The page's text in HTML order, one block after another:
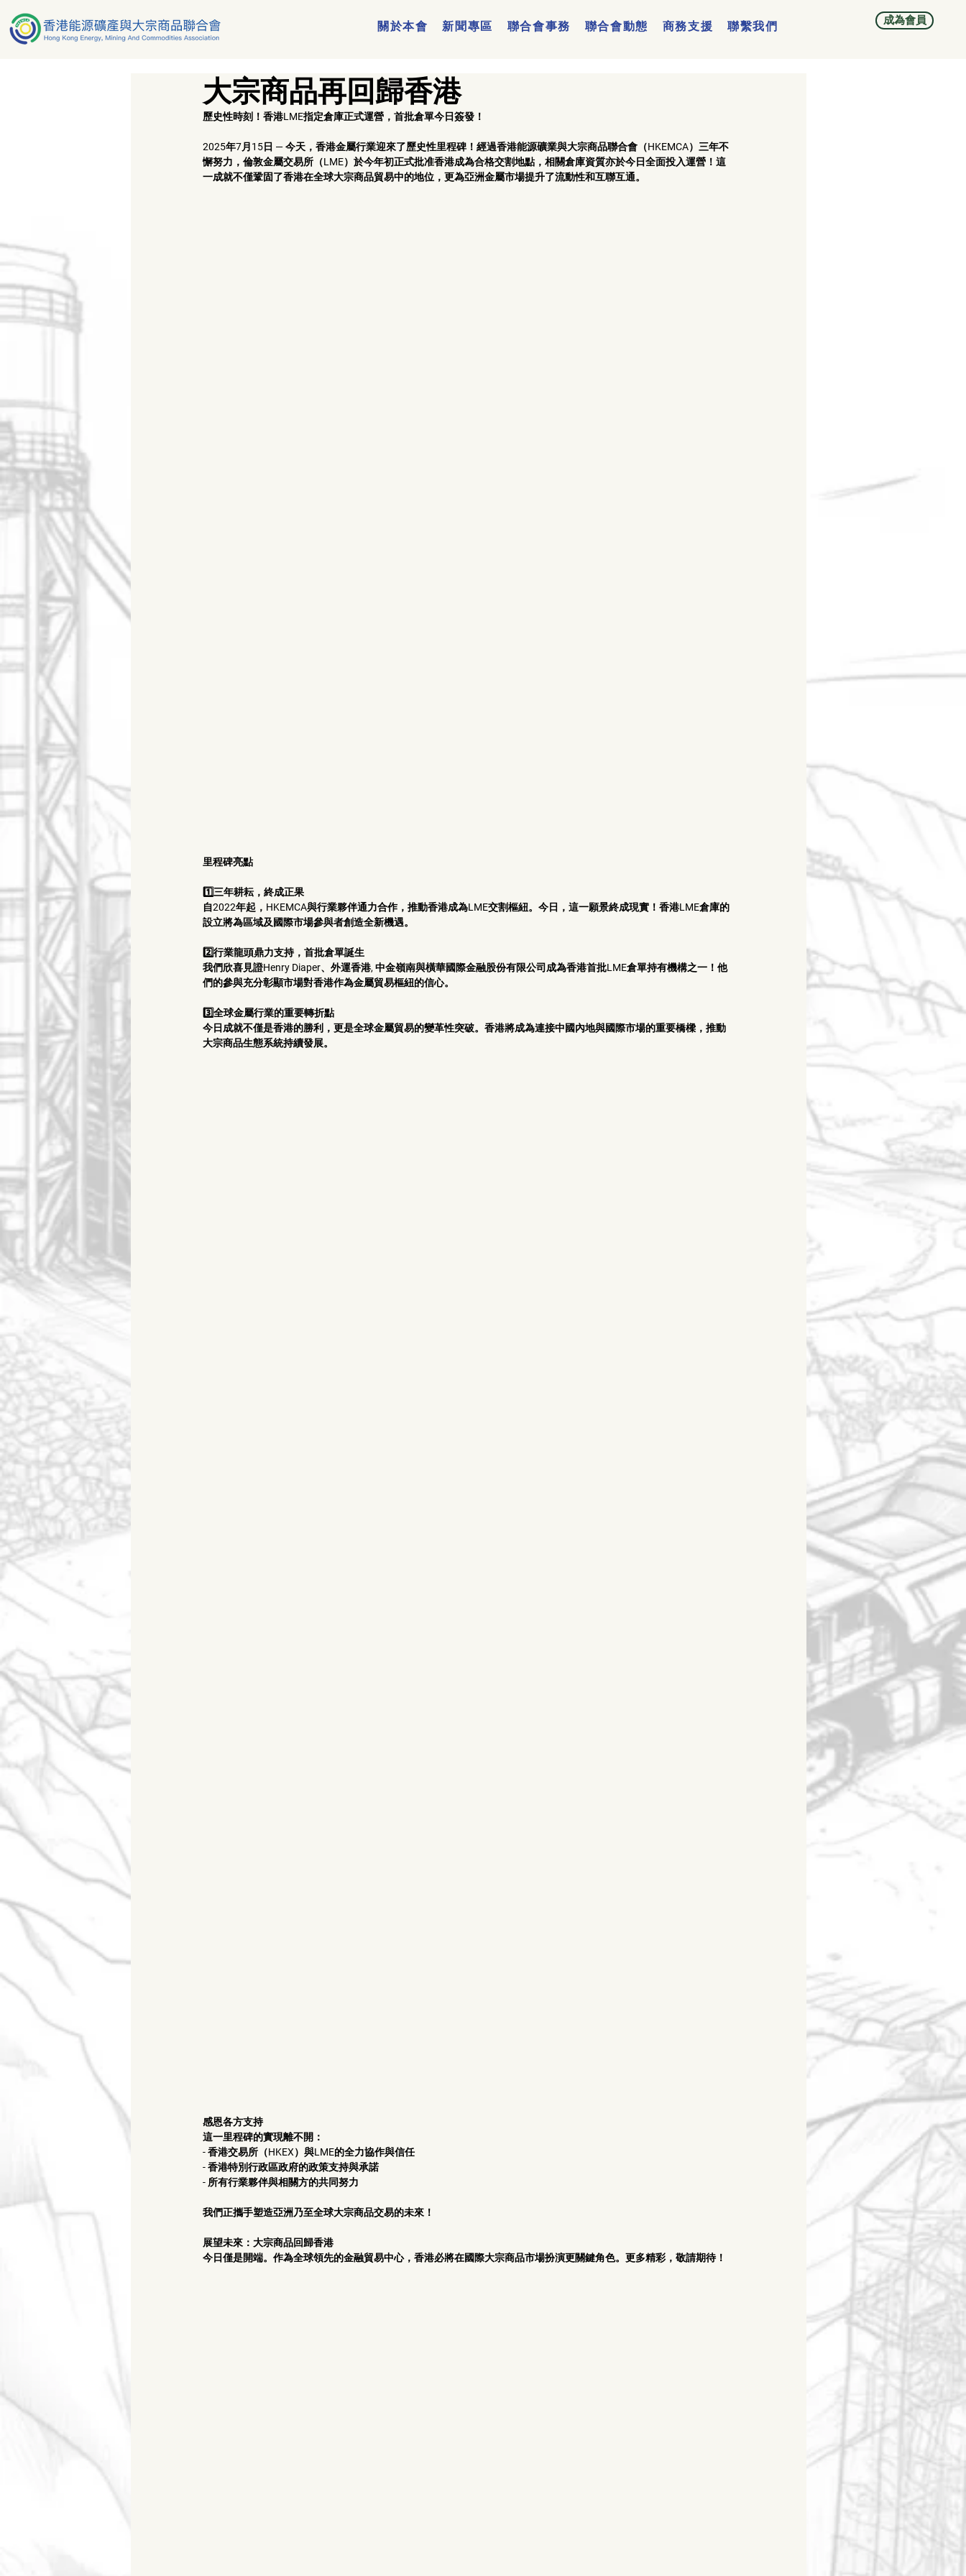
關於本會 新聞專區 聯合會事務 聯合會動態 商務支援 聯繫我們 成為會員
大宗商品再回歸香港
歷史性時刻！香港LME指定倉庫正式運營，首批倉單今日簽發！
2025年7月15日 — 今天，香港金屬行業迎來了歷史性里程碑！經過香港能源礦業與大宗商品聯合會（HKEMCA）三年不
懈努力，倫敦金屬交易所（LME）於今年初正式批准香港成為合格交割地點，相關倉庫資質亦於今日全面投入運營！這
一成就不僅鞏固了香港在全球大宗商品貿易中的地位，更為亞洲金屬市場提升了流動性和互聯互通。
里程碑亮點
1️⃣三年耕耘，終成正果
自2022年起，HKEMCA與行業夥伴通力合作，推動香港成為LME交割樞紐。今日，這一願景終成現實！香港LME倉庫的
設立將為區域及國際市場參與者創造全新機遇。
2️⃣行業龍頭鼎力支持，首批倉單誕生
我們欣喜見證Henry Diaper、外運香港, 中金嶺南與橫華國際金融股份有限公司成為香港首批LME倉單持有機構之一！他
們的參與充分彰顯市場對香港作為金屬貿易樞紐的信心。
3️⃣全球金屬行業的重要轉折點
今日成就不僅是香港的勝利，更是全球金屬貿易的變革性突破。香港將成為連接中國內地與國際市場的重要橋樑，推動
大宗商品生態系統持續發展。
感恩各方支持
這一里程碑的實現離不開：
- 香港交易所（HKEX）與LME的全力協作與信任
- 香港特別行政區政府的政策支持與承諾
- 所有行業夥伴與相關方的共同努力
我們正攜手塑造亞洲乃至全球大宗商品交易的未來！
展望未來：大宗商品回歸香港
今日僅是開端。作為全球領先的金融貿易中心，香港必將在國際大宗商品市場扮演更關鍵角色。更多精彩，敬請期待！